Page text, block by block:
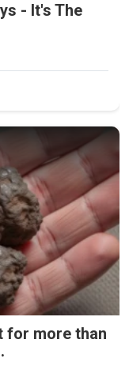
- It's The
for more than